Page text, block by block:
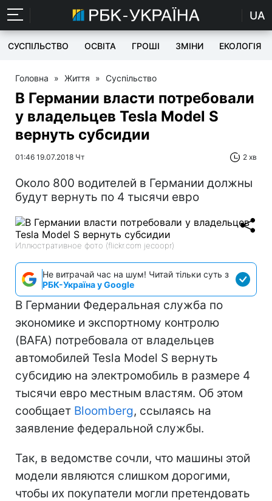
UA
СУСПІЛЬСТВО ОСВІТА ГРОШІ ЗМІНИ ЕКОЛОГІЯ
Головна » Життя » Суспільство
В Германии власти потребовали
у владельцев Tesla Model S
вернуть субсидии
01:46 19.07.2018 Чт 2 хв
Около 800 водителей в Германии должны
будут вернуть по 4 тысячи евро
Иллюстративное фото (flickr.com jecoopr)
Не витрачай час на шум! Читай тільки суть з
РБК-Україна у Google
В Германии Федеральная служба по
экономике и экспортному контролю
(BAFA) потребовала от владельцев
автомобилей Tesla Model S вернуть
субсидию на электромобиль в размере 4
тысячи евро местным властям. Об этом
сообщает Bloomberg, ссылаясь на
заявление федеральной службы.
Так, в ведомстве сочли, что машины этой
модели являются слишком дорогими,
чтобы их покупатели могли претендовать